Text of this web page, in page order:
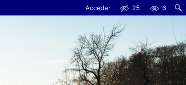
Acceder 25
6